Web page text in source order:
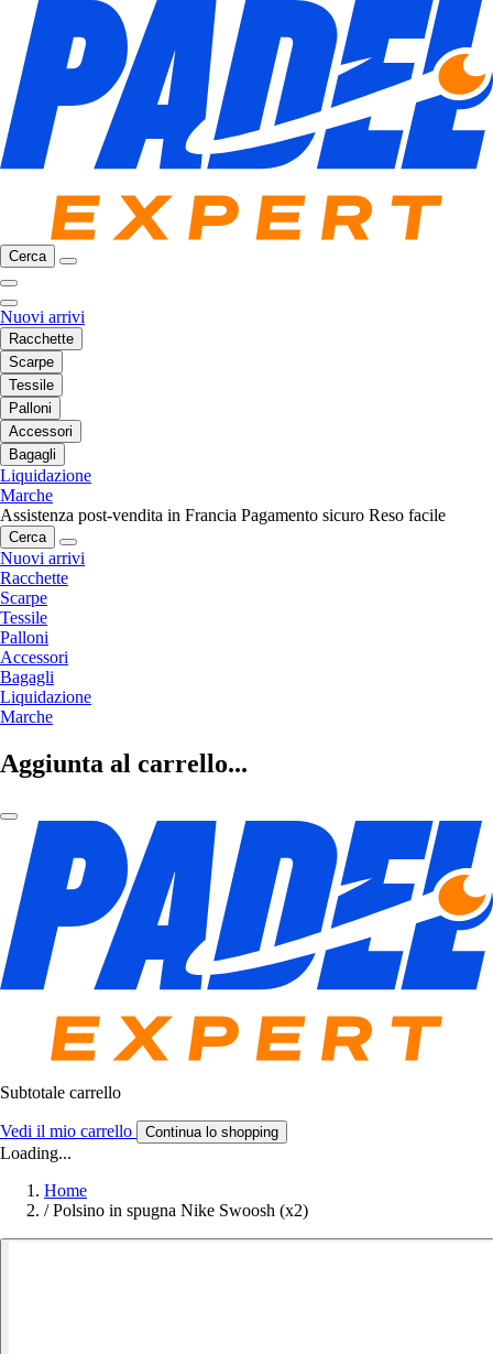
Cerca
Nuovi arrivi
Racchette
Scarpe
Tessile
Palloni
Accessori
Bagagli
Liquidazione
Marche
Assistenza post-vendita in Francia Pagamento sicuro Reso facile
Cerca
Nuovi arrivi
Racchette
Scarpe
Tessile
Palloni
Accessori
Bagagli
Liquidazione
Marche
Aggiunta al carrello...
Subtotale carrello
Vedi il mio carrello Continua lo shopping
Loading...
Home
/ Polsino in spugna Nike Swoosh (x2)